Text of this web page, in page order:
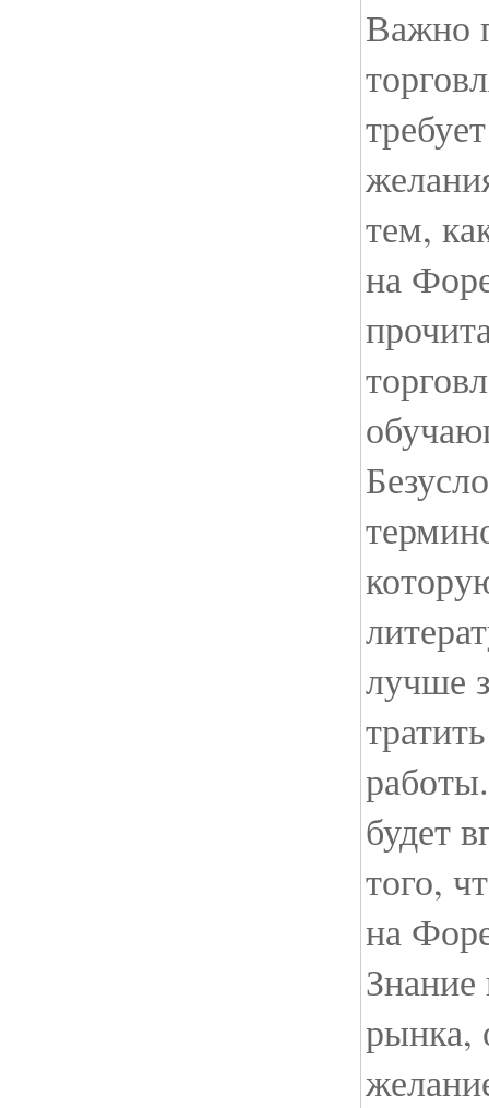
Важно
тем,
на
лучше
будет
того,
на
Знание
рынка,